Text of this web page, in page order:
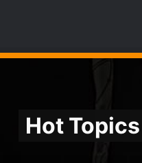
Hot Topics